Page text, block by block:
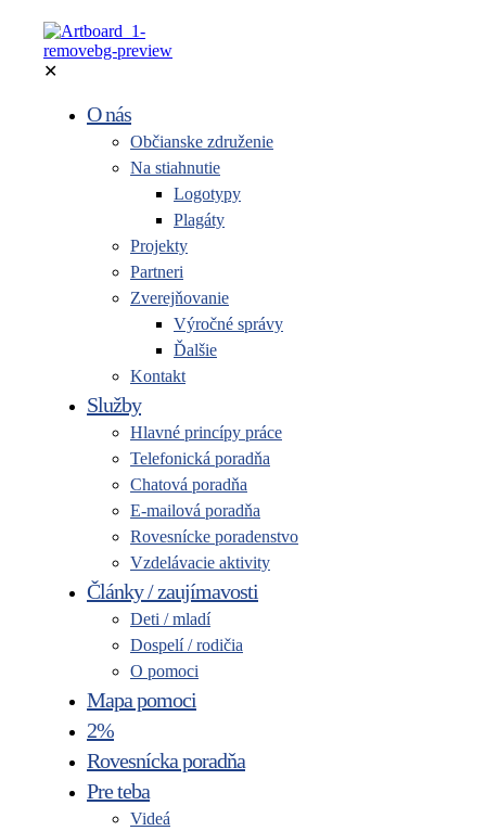
✕
O nás
Občianske združenie
Na stiahnutie
Logotypy
Plagáty
Projekty
Partneri
Zverejňovanie
Výročné správy
Ďalšie
Kontakt
Služby
Hlavné princípy práce
Telefonická poradňa
Chatová poradňa
E-mailová poradňa
Rovesnícke poradenstvo
Vzdelávacie aktivity
Články / zaujímavosti
Deti / mladí
Dospelí / rodičia
O pomoci
Mapa pomoci
2%
Rovesnícka poradňa
Pre teba
Videá